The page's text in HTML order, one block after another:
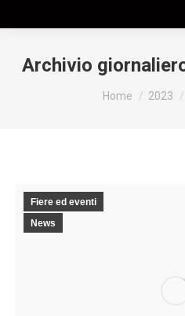
Archivio
Tu sei qui:
Home 2023
Fiere ed eventi
News